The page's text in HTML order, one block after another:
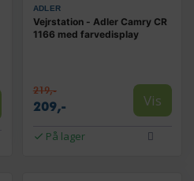
ADLER
Vejrstation - Adler Camry CR
1166 med farvedisplay
219,-
209,- Vis
På lager